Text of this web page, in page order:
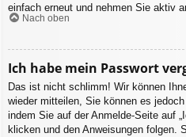
einfach erneut und nehmen Sie aktiv
Nach oben
Ich habe mein Passwort
Das ist nicht schlimm! Wir können
wieder mitteilen, Sie können es
indem Sie auf der Anmelde-Seite auf
klicken und den Anweisungen folgen.